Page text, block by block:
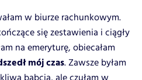
w biurze rachunkowym.
się zestawienia i ciągły
na emeryturę, obiecałam
mój czas. Zawsze byłam